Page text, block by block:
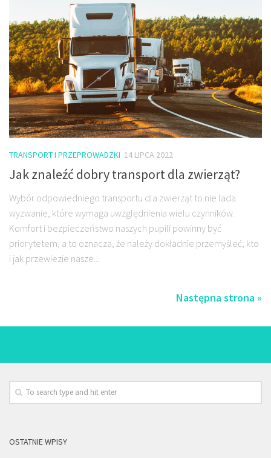
TRANSPORT I PRZEPROWADZKI 14 LIPCA 2022
Jak znaleźć dobry transport dla zwierząt?
Wybór odpowiedniego transportu dla zwierząt to nie lada
wyzwanie, które wymaga uwzględnienia wielu czynników.
Komfort i bezpieczeństwo naszych pupili powinny być
priorytetem, a to oznacza, że należy dokładnie przemyśleć, kto
i jak przewiezie nasze...
Następna strona »
OSTATNIE WPISY